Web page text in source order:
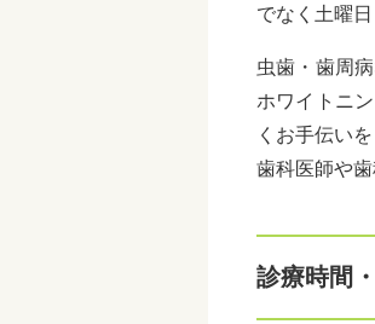
でなく土曜
虫歯・歯周
ホワイトニ
くお手伝い
歯科医師や
診療時間